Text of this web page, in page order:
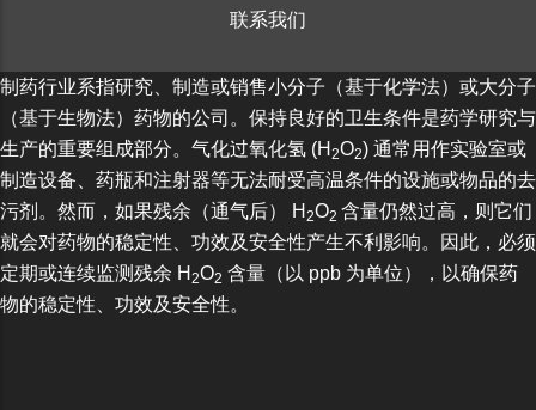
联系我们
制药行业系指研究、制造或销售小分子（基于化学法）或大分子
（基于生物法）药物的公司。保持良好的卫生条件是药学研究与
生产的重要组成部分。气化过氧化氢 (H 2O2) 通常用作实验室或
制造设备、药瓶和注射器等无法耐受高温条件的设施或物品的去
污剂。然而，如果残余（通气后） H 2O2 含量仍然过高，则它们
就会对药物的稳定性、功效及安全性产生不利影响。因此，必须
定期或连续监测残余 H 2O2 含量（以 ppb 为单位），以确保药
物的稳定性、功效及安全性。